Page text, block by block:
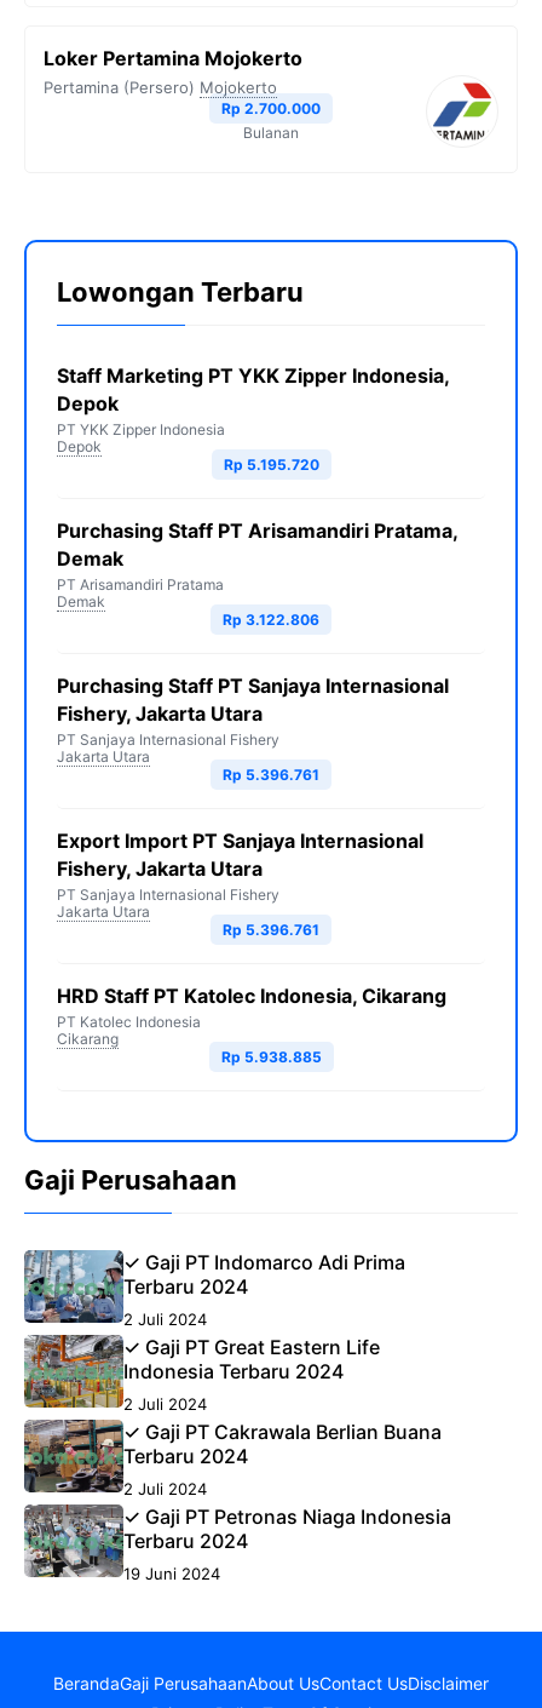
Loker Pertamina Mojokerto
Pertamina (Persero) Mojokerto
Rp 2.700.000
Bulanan
Lowongan Terbaru
Staff Marketing PT YKK Zipper Indonesia,
Depok
PT YKK Zipper Indonesia
Depok
Rp 5.195.720
Purchasing Staff PT Arisamandiri Pratama,
Demak
PT Arisamandiri Pratama
Demak
Rp 3.122.806
Purchasing Staff PT Sanjaya Internasional
Fishery, Jakarta Utara
PT Sanjaya Internasional Fishery
Jakarta Utara
Rp 5.396.761
Export Import PT Sanjaya Internasional
Fishery, Jakarta Utara
PT Sanjaya Internasional Fishery
Jakarta Utara
Rp 5.396.761
HRD Staff PT Katolec Indonesia, Cikarang
PT Katolec Indonesia
Cikarang
Rp 5.938.885
Gaji Perusahaan
✓ Gaji PT Indomarco Adi Prima
Terbaru 2024
2 Juli 2024
✓ Gaji PT Great Eastern Life
Indonesia Terbaru 2024
2 Juli 2024
✓ Gaji PT Cakrawala Berlian Buana
Terbaru 2024
2 Juli 2024
✓ Gaji PT Petronas Niaga Indonesia
Terbaru 2024
19 Juni 2024
BerandaGaji PerusahaanAbout UsContact UsDisclaimer